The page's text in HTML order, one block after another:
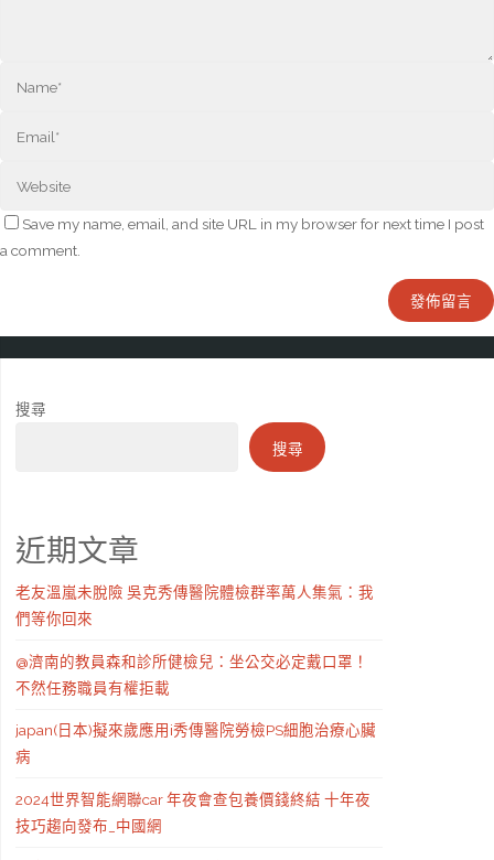
Save my name, email, and site URL in my browser for next time I post
a comment.
搜尋
搜尋
近期文章
老友溫嵐未脫險 吳克秀傳醫院體檢群率萬人集氣：我
們等你回來
@濟南的教員森和診所健檢兒：坐公交必定戴口罩！
不然任務職員有權拒載
japan(日本)擬來歲應用i秀傳醫院勞檢PS細胞治療心臟
病
2024世界智能網聯car 年夜會查包養價錢終結 十年夜
技巧趨向發布_中國網